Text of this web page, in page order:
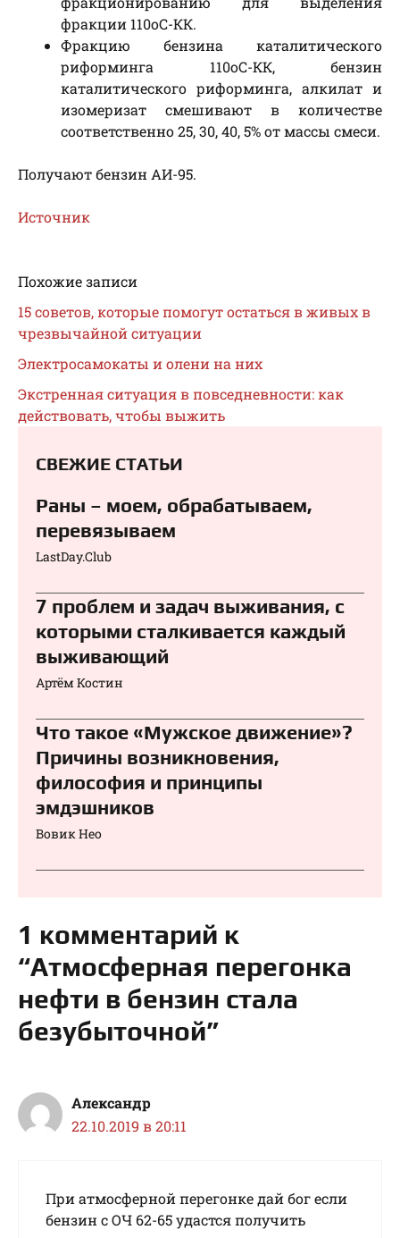
фракции 110oС-КК.
Фракцию бензина каталитического
риформинга 110oС-КК, бензин
каталитического риформинга, алкилат и
изомеризат смешивают в количестве
соответственно 25, 30, 40, 5% от массы смеси.
Получают бензин АИ-95.
Источник
Похожие записи
15 советов, которые помогут остаться в живых в
чрезвычайной ситуации
Электросамокаты и олени на них
Экстренная ситуация в повседневности: как
действовать, чтобы выжить
СВЕЖИЕ СТАТЬИ
Раны – моем, обрабатываем,
перевязываем⁠⁠
LastDay.Club
7 проблем и задач выживания, с
которыми сталкивается каждый
выживающий
Артём Костин
Что такое «Мужское движение»?
Причины возникновения,
философия и принципы
эмдэшников
Вовик Нео
1 комментарий к
“Атмосферная перегонка
нефти в бензин стала
безубыточной”
Александр
22.10.2019 в 20:11
При атмосферной перегонке дай бог если
бензин с ОЧ 62-65 удастся получить